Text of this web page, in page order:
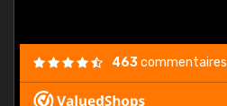
463commentaires